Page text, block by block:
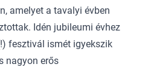
amelyet a tavalyi évben
Idén jubileumi évhez
fesztivál ismét igyekszik
nagyon erős